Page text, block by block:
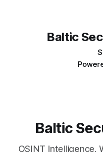
конкретну слабку ланку:
можуть проходити між
Baltic
Baltic
OSINT Intelligence.